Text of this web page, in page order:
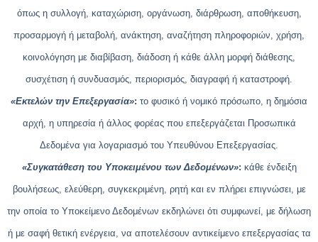
όπως η συλλογή, καταχώριση, οργάνωση, διάρθρωση, αποθήκευση,
προσαρμογή ή μεταβολή, ανάκτηση, αναζήτηση πληροφοριών, χρήση,
κοινολόγηση με διαβίβαση, διάδοση ή κάθε άλλη μορφή διάθεσης,
συσχέτιση ή συνδυασμός, περιορισμός, διαγραφή ή καταστροφή.
«Εκτελών την Επεξεργασία»: το φυσικό ή νομικό πρόσωπο, η δημόσια
αρχή, η υπηρεσία ή άλλος φορέας που επεξεργάζεται Προσωπικά
Δεδομένα για λογαριασμό του Υπευθύνου Επεξεργασίας.
«Συγκατάθεση του Υποκειμένου των Δεδομένων»: κάθε ένδειξη
βουλήσεως, ελεύθερη, συγκεκριμένη, ρητή και εν πλήρει επιγνώσει, με
την οποία το Υποκείμενο Δεδομένων εκδηλώνει ότι συμφωνεί, με δήλωση
ή με σαφή θετική ενέργεια, να αποτελέσουν αντικείμενο επεξεργασίας τα